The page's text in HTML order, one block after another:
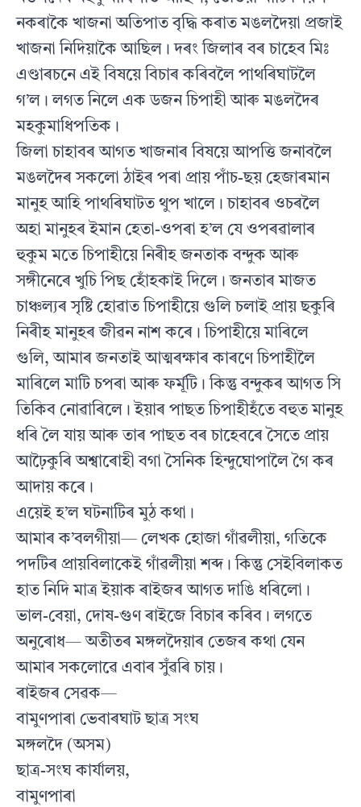
নকৰাকৈ খাজনা অতিপাত বৃদ্ধি কৰাত মঙলদৈয়া প্ৰজাই
খাজনা নিদিয়াকৈ আছিল। দৰং জিলাৰ বৰ চাহেব মিঃ
এণ্ডাৰচনে এই বিষয়ে বিচাৰ কৰিবলৈ পাথৰিঘাটলৈ
গ’ল। লগত নিলে এক ডজন চিপাহী আৰু মঙলদৈৰ
মহকুমাধিপতিক।
জিলা চাহাবৰ আগত খাজনাৰ বিষয়ে আপত্তি জনাবলৈ
মঙলদৈৰ সকলো ঠাইৰ পৰা প্ৰায় পাঁচ-ছয় হেজাৰমান
মানুহ আহি পাথৰিঘাটত থুপ খালে। চাহাবৰ ওচৰলৈ
অহা মানুহৰ ইমান হেতা-ওপৰা হ’ল যে ওপৰৱালাৰ
হুকুম মতে চিপাহীয়ে নিৰীহ জনতাক বন্দুক আৰু
সঙ্গীনেৰে খুচি পিছ হোঁহকাই দিলে। জনতাৰ মাজত
চাঞ্চল্যৰ সৃষ্টি হোৱাত চিপাহীয়ে গুলি চলাই প্ৰায় ছকুৰি
নিৰীহ মানুহৰ জীৱন নাশ কৰে। চিপাহীয়ে মাৰিলে
গুলি, আমাৰ জনতাই আত্মৰক্ষাৰ কাৰণে চিপাহীলৈ
মাৰিলে মাটি চপৰা আৰু ফৰ্মূটি। কিন্তু বন্দুকৰ আগত সি
তিকিব নোৱাৰিলে। ইয়াৰ পাছত চিপাহীহঁতে বহুত মানুহ
ধৰি লৈ যায় আৰু তাৰ পাছত বৰ চাহেবৰে সৈতে প্ৰায়
আঢ়ৈকুৰি অশ্বাৰোহী বগা সৈনিক হিন্দুঘোপালৈ গৈ কৰ
আদায় কৰে।
এয়েই হ’ল ঘটনাটিৰ মুঠ কথা।
আমাৰ ক’বলগীয়া— লেখক হোজা গাঁৱলীয়া, গতিকে
পদটিৰ প্ৰায়বিলাকেই গাঁৱলীয়া শব্দ। কিন্তু সেইবিলাকত
হাত নিদি মাত্ৰ ইয়াক ৰাইজৰ আগত দাঙি ধৰিলো।
ভাল-বেয়া, দোষ-গুণ ৰাইজে বিচাৰ কৰিব। লগতে
অনুৰোধ— অতীতৰ মঙ্গলদৈয়াৰ তেজৰ কথা যেন
আমাৰ সকলোৱে এবাৰ সুঁৱৰি চায়।
ৰাইজৰ সেৱক—
বামুণপাৰা ভেবাৰঘাট ছাত্ৰ সংঘ
মঙ্গলদৈ (অসম)
ছাত্ৰ-সংঘ কাৰ্যালয়,
বামুণপাৰা